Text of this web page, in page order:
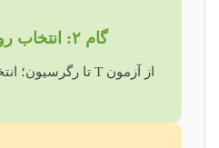
گام ۲: انتخاب روش مناسب
از آزمون T تا رگرسیون؛ انتخاب بهترین متد آماری.